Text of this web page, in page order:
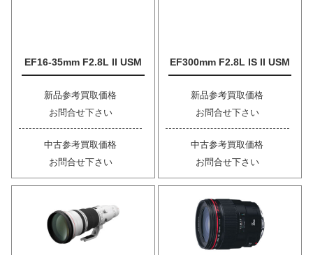
EF16-35mm F2.8L II USM
新品参考買取価格
お問合せ下さい
中古参考買取価格
お問合せ下さい
EF300mm F2.8L IS II USM
新品参考買取価格
お問合せ下さい
中古参考買取価格
お問合せ下さい